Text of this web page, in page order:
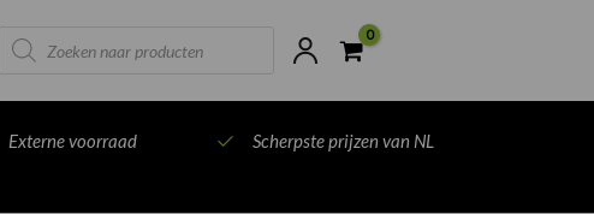
Products
search
Externe voorraad Scherpste prijzen van NL